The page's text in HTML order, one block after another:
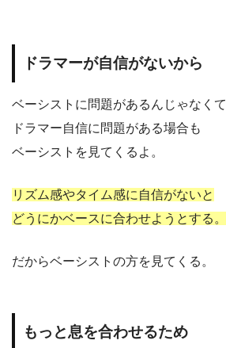
ドラマーが自信がないから
ベーシストに問題があるんじゃなくて
ドラマー自信に問題がある場合も
ベーシストを見てくるよ。
リズム感やタイム感に自信がないと
どうにかベースに合わせようとする。
だからベーシストの方を見てくる。
もっと息を合わせるため